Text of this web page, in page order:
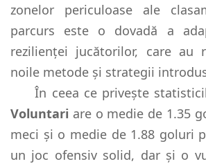
zonelor periculoase ale
parcurs este o dovadă a
rezilienței jucătorilor, care au
noile metode și strategii
În ceea ce privește
Voluntari are o medie de 1.35
meci și o medie de 1.88 goluri
un joc ofensiv solid, dar și o